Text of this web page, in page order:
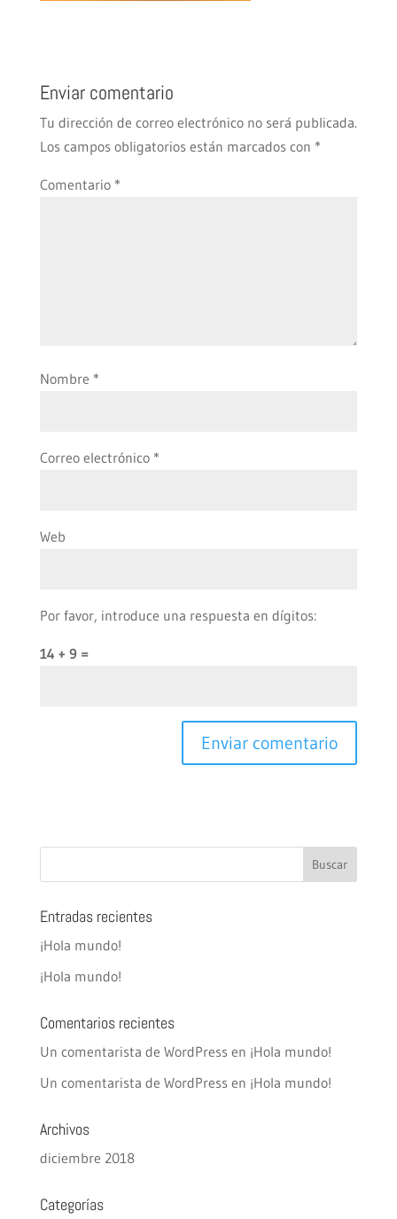
Enviar comentario
Tu dirección de correo electrónico no será publicada.
Los campos obligatorios están marcados con *
Comentario *
Nombre *
Correo electrónico *
Web
Por favor, introduce una respuesta en dígitos:
14 + 9 =
Entradas recientes
¡Hola mundo!
¡Hola mundo!
Comentarios recientes
Un comentarista de WordPressen ¡Hola mundo!
Un comentarista de WordPressen ¡Hola mundo!
Archivos
diciembre 2018
Categorías